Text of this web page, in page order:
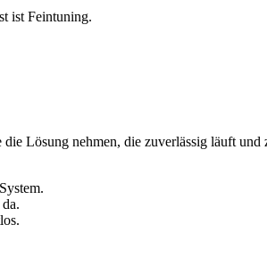
ist Feintuning.
Lösung nehmen, die zuverlässig läuft